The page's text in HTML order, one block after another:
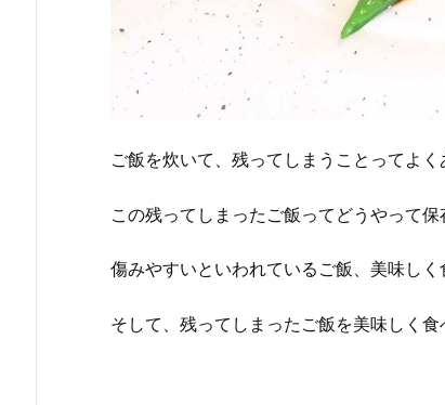
ご飯を炊いて、残ってしまうことってよく
この残ってしまったご飯ってどうやって保
傷みやすいといわれているご飯、美味し
そして、残ってしまったご飯を美味しく食